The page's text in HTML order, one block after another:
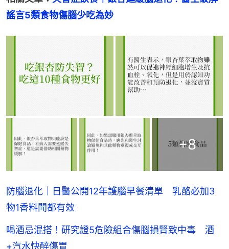
謠言5類食物傷腦少吃為妙
+8
防腦退化｜日醫公開12年護腦早餐清單 乳酪必加3
物1香料聞都有效
喝酒忌混搭！研究證5危險組合傷腦損腎致中毒 酒
+汽水快醉傷胃